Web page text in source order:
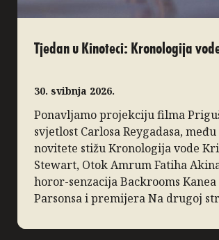
Tjedan u Kinoteci: Kronologija
30. svibnja 2026.
Ponavljamo projekciju filma
svjetlost Carlosa Reygadasa, među
novitete stižu Kronologija vode
Stewart, Otok Amrum Fatiha
horor-senzacija Backrooms Kanea
Parsonsa i premijera Na drugoj
inovativni dokumentarac Zidane,